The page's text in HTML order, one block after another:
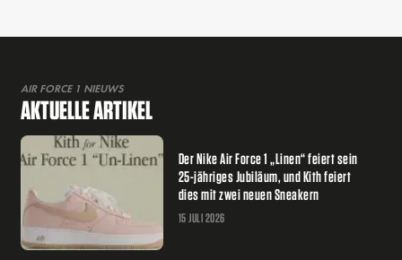
AIR FORCE 1 NIEUWS
AKTUELLE ARTIKEL
Der Nike Air Force 1 „Linen“ feiert sein
25-jähriges Jubiläum, und Kith feiert
dies mit zwei neuen Sneakern
15 JULI 2026